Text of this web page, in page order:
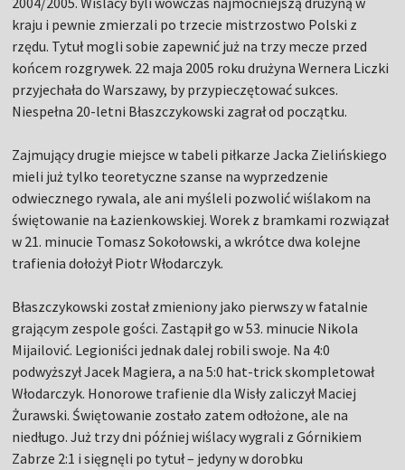
kraju i pewnie zmierzali po trzecie mistrzostwo Polski z
rzędu. Tytuł mogli sobie zapewnić już na trzy mecze przed
końcem rozgrywek. 22 maja 2005 roku drużyna Wernera Liczki
przyjechała do Warszawy, by przypieczętować sukces.
Niespełna 20-letni Błaszczykowski zagrał od początku.
Zajmujący drugie miejsce w tabeli piłkarze Jacka Zielińskiego
mieli już tylko teoretyczne szanse na wyprzedzenie
odwiecznego rywala, ale ani myśleli pozwolić wiślakom na
świętowanie na Łazienkowskiej. Worek z bramkami rozwiązał
w 21. minucie Tomasz Sokołowski, a wkrótce dwa kolejne
trafienia dołożył Piotr Włodarczyk.
Błaszczykowski został zmieniony jako pierwszy w fatalnie
grającym zespole gości. Zastąpił go w 53. minucie Nikola
Mijailović. Legioniści jednak dalej robili swoje. Na 4:0
podwyższył Jacek Magiera, a na 5:0 hat-trick skompletował
Włodarczyk. Honorowe trafienie dla Wisły zaliczył Maciej
Żurawski. Świętowanie zostało zatem odłożone, ale na
niedługo. Już trzy dni później wiślacy wygrali z Górnikiem
Zabrze 2:1 i sięgnęli po tytuł – jedyny w dorobku